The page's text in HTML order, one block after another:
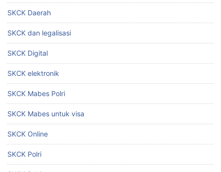
SKCK Daerah
SKCK dan legalisasi
SKCK Digital
SKCK elektronik
SKCK Mabes Polri
SKCK Mabes untuk visa
SKCK Online
SKCK Polri